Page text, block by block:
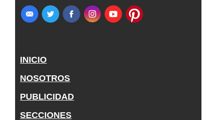
INICIO
NOSOTROS
PUBLICIDAD
SECCIONES